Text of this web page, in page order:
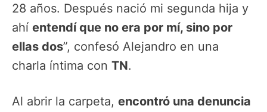
28 años. Después nació mi segunda hija y
ahí entendí que no era por mí, sino por
ellas dos”, confesó Alejandro en una
charla íntima con TN.
Al abrir la carpeta, encontró una denuncia